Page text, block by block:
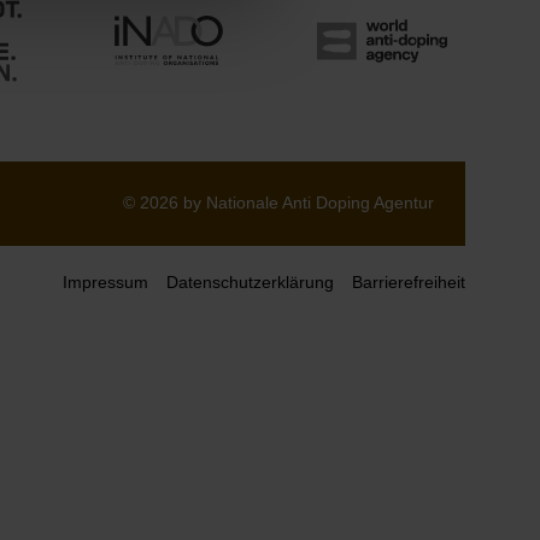
© 2026 by Nationale Anti Doping Agentur
Impressum Datenschutzerklärung Barrierefreiheit